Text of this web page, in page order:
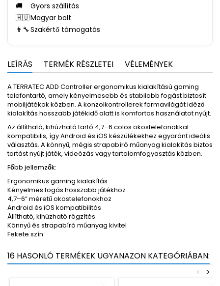
🚚
Gyors szállítás
🇭🇺Magyar bolt
👨‍🔧Szakértő támogatás
LEÍRÁS TERMÉK RÉSZLETEI VÉLEMÉNYEK
A TERRATEC ADD Controller ergonomikus kialakítású gaming
telefontartó, amely kényelmesebb és stabilabb fogást biztosít
mobiljátékok közben. A konzolkontrollerek formavilágát idéző
kialakítás hosszabb játékidő alatt is komfortos használatot nyújt.
Az állítható, kihúzható tartó 4,7–6 colos okostelefonokkal
kompatibilis, így Android és iOS készülékekhez egyaránt ideális
választás. A könnyű, mégis strapabíró műanyag kialakítás biztos
tartást nyújt játék, videózás vagy tartalomfogyasztás közben.
Főbb jellemzők:
Ergonomikus gaming kialakítás
Kényelmes fogás hosszabb játékhoz
4,7–6” méretű okostelefonokhoz
Android és iOS kompatibilitás
Állítható, kihúzható rögzítés
Könnyű és strapabíró műanyag kivitel
Fekete szín
16 HASONLÓ TERMÉKEK UGYANAZON KATEGÓRIÁBAN:
>
<